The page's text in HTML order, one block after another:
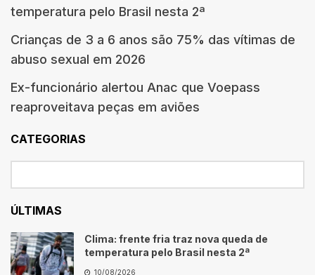
temperatura pelo Brasil nesta 2ª
Crianças de 3 a 6 anos são 75% das vítimas de
abuso sexual em 2026
Ex-funcionário alertou Anac que Voepass
reaproveitava peças em aviões
CATEGORIAS
ÚLTIMAS
Clima: frente fria traz nova queda de
temperatura pelo Brasil nesta 2ª
10/08/2026